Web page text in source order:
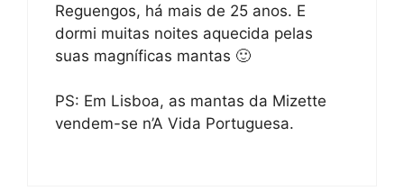
Reguengos, há mais de 25 anos. E
dormi muitas noites aquecida pelas
suas magníficas mantas 🙂
PS: Em Lisboa, as mantas da Mizette
vendem-se n’A Vida Portuguesa.